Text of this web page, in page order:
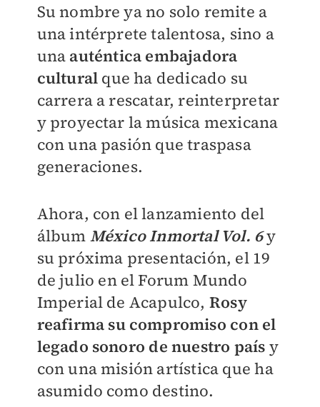
Su nombre ya no solo remite a
una intérprete talentosa, sino a
una auténtica embajadora
cultural que ha dedicado su
carrera a rescatar, reinterpretar
y proyectar la música mexicana
con una pasión que traspasa
generaciones.
Ahora, con el lanzamiento del
álbum México Inmortal Vol. 6y
su próxima presentación, el 19
de julio en el Forum Mundo
Imperial de Acapulco, Rosy
reafirma su compromiso con el
legado sonoro de nuestro país y
con una misión artística que ha
asumido como destino.